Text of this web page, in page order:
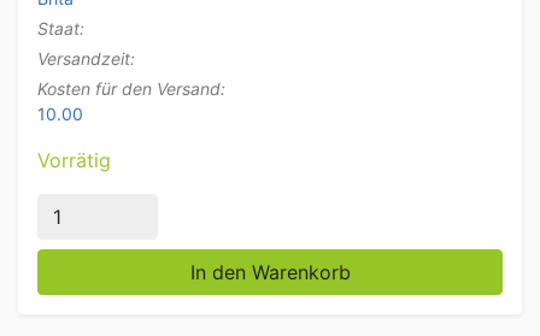
Staat:
Versandzeit:
Kosten für den Versand:
10.00
Vorrätig
BRITA PURITY C500 Quell ST Starter Set Horeca
In den Warenkorb